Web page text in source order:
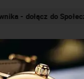
pozytywnie... cały